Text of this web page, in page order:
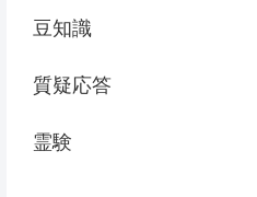
豆知識
質疑応答
霊験